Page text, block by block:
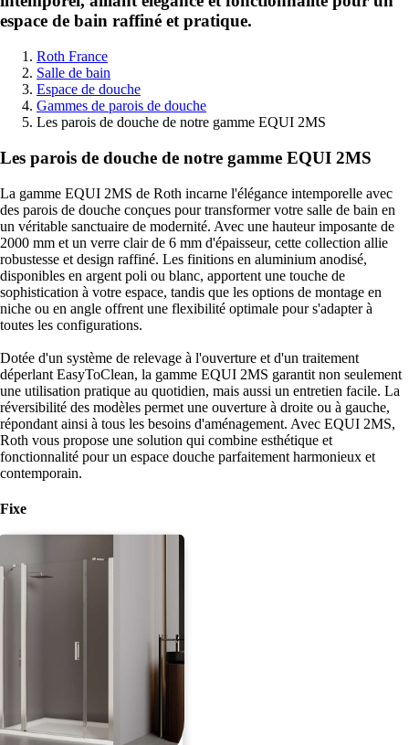
espace de bain raffiné et pratique.
Vous
Roth France
Salle de bain
Espace de douche
Gammes de parois de douche
Les parois de douche de notre gamme EQUI 2MS
Les parois de douche de notre gamme EQUI 2MS
La gamme EQUI 2MS de Roth incarne l'élégance intemporelle avec
des parois de douche conçues pour transformer votre salle de bain en
un véritable sanctuaire de modernité. Avec une hauteur imposante de
2000 mm et un verre clair de 6 mm d'épaisseur, cette collection allie
robustesse et design raffiné. Les finitions en aluminium anodisé,
disponibles en argent poli ou blanc, apportent une touche de
sophistication à votre espace, tandis que les options de montage en
niche ou en angle offrent une flexibilité optimale pour s'adapter à
toutes les configurations.
Dotée d'un système de relevage à l'ouverture et d'un traitement
déperlant EasyToClean, la gamme EQUI 2MS garantit non seulement
une utilisation pratique au quotidien, mais aussi un entretien facile. La
réversibilité des modèles permet une ouverture à droite ou à gauche,
répondant ainsi à tous les besoins d'aménagement. Avec EQUI 2MS,
Roth vous propose une solution qui combine esthétique et
fonctionnalité pour un espace douche parfaitement harmonieux et
contemporain.
Fixe